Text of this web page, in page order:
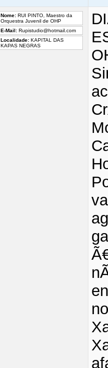
Nome: RUI PINTO, Maestro da
Orquestra Juvenil de OHP
E-Mail: Rupistudio@hotmail.com
Localidade: KAPITAL DAS
KAPAS NEGRAS